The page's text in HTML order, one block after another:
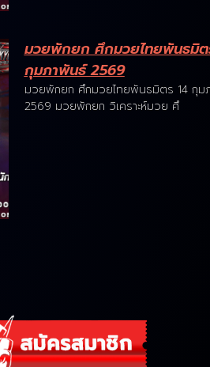
มวยพักยก ศึกมวยไทยพันธมิต
กุมภาพันธ์ 2569
มวยพักยก ศึกมวยไทยพันธมิตร 14 กุม
2569 มวยพักยก วิเคราะห์มวย ศึ